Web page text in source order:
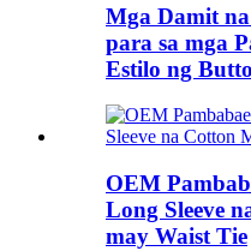
Mga Damit
para sa mga
Estilo ng
OEM
Long Sleeve
may Waist Tie